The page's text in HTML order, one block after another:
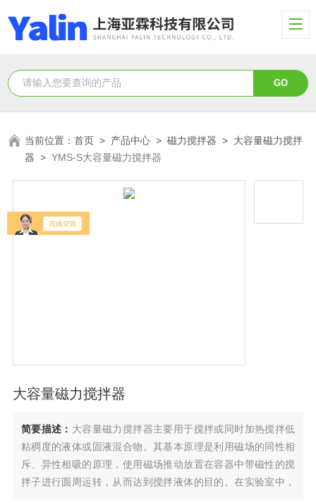
当前位置：首页 > 产品中心 >磁力搅拌器 > 大容量磁力搅拌
器 >YMS-S大容量磁力搅拌器
大容量磁力搅拌器
简要描述： 大容量磁力搅拌器主要用于搅拌或同时加热搅拌低
粘稠度的液体或固液混合物。其基本原理是利用磁场的同性相
斥、异性相吸的原理，使用磁场推动放置在容器中带磁性的搅
拌子进行圆周运转，从而达到搅拌液体的目的。在实验室中，